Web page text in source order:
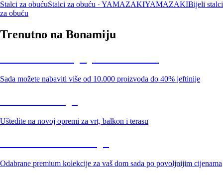
Stalci za obućuStalci za obuću · YAMAZAKIYAMAZAKIBijeli stalci
za obuću
Trenutno na Bonamiju
Sada možete nabaviti više od 10.000 proizvoda do 40% jeftinije
Uštedite na novoj opremi za vrt, balkon i terasu
Odabrane premium kolekcije za vaš dom sada po povoljnijim cijenama